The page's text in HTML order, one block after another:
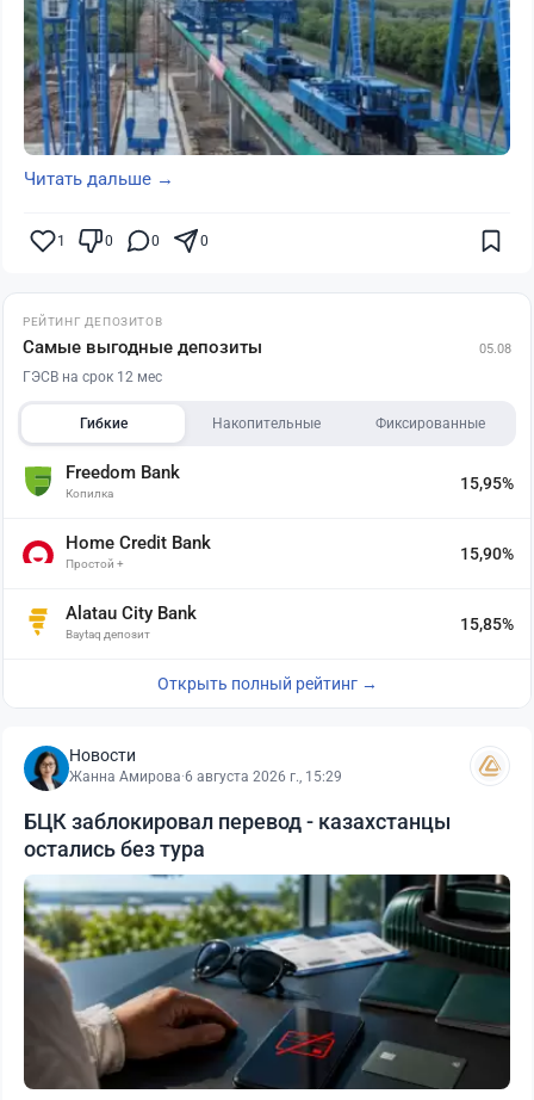
Читать дальше →
1 0 0 0
РЕЙТИНГ ДЕПОЗИТОВ
Самые выгодные депозиты 05.08
ГЭСВ на срок 12 мес
Гибкие Накопительные Фиксированные
Freedom Bank
Копилка
15,95%
Home Credit Bank
Простой +
15,90%
Alatau City Bank
Baytaq депозит
15,85%
Открыть полный рейтинг →
Новости
Жанна Амирова·6 августа 2026 г., 15:29
БЦК заблокировал перевод - казахстанцы
остались без тура